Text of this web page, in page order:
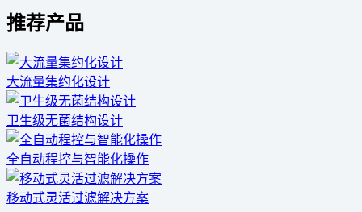
推荐产品
大流量集约化设计
卫生级无菌结构设计
全自动程控与智能化操作
移动式灵活过滤解决方案